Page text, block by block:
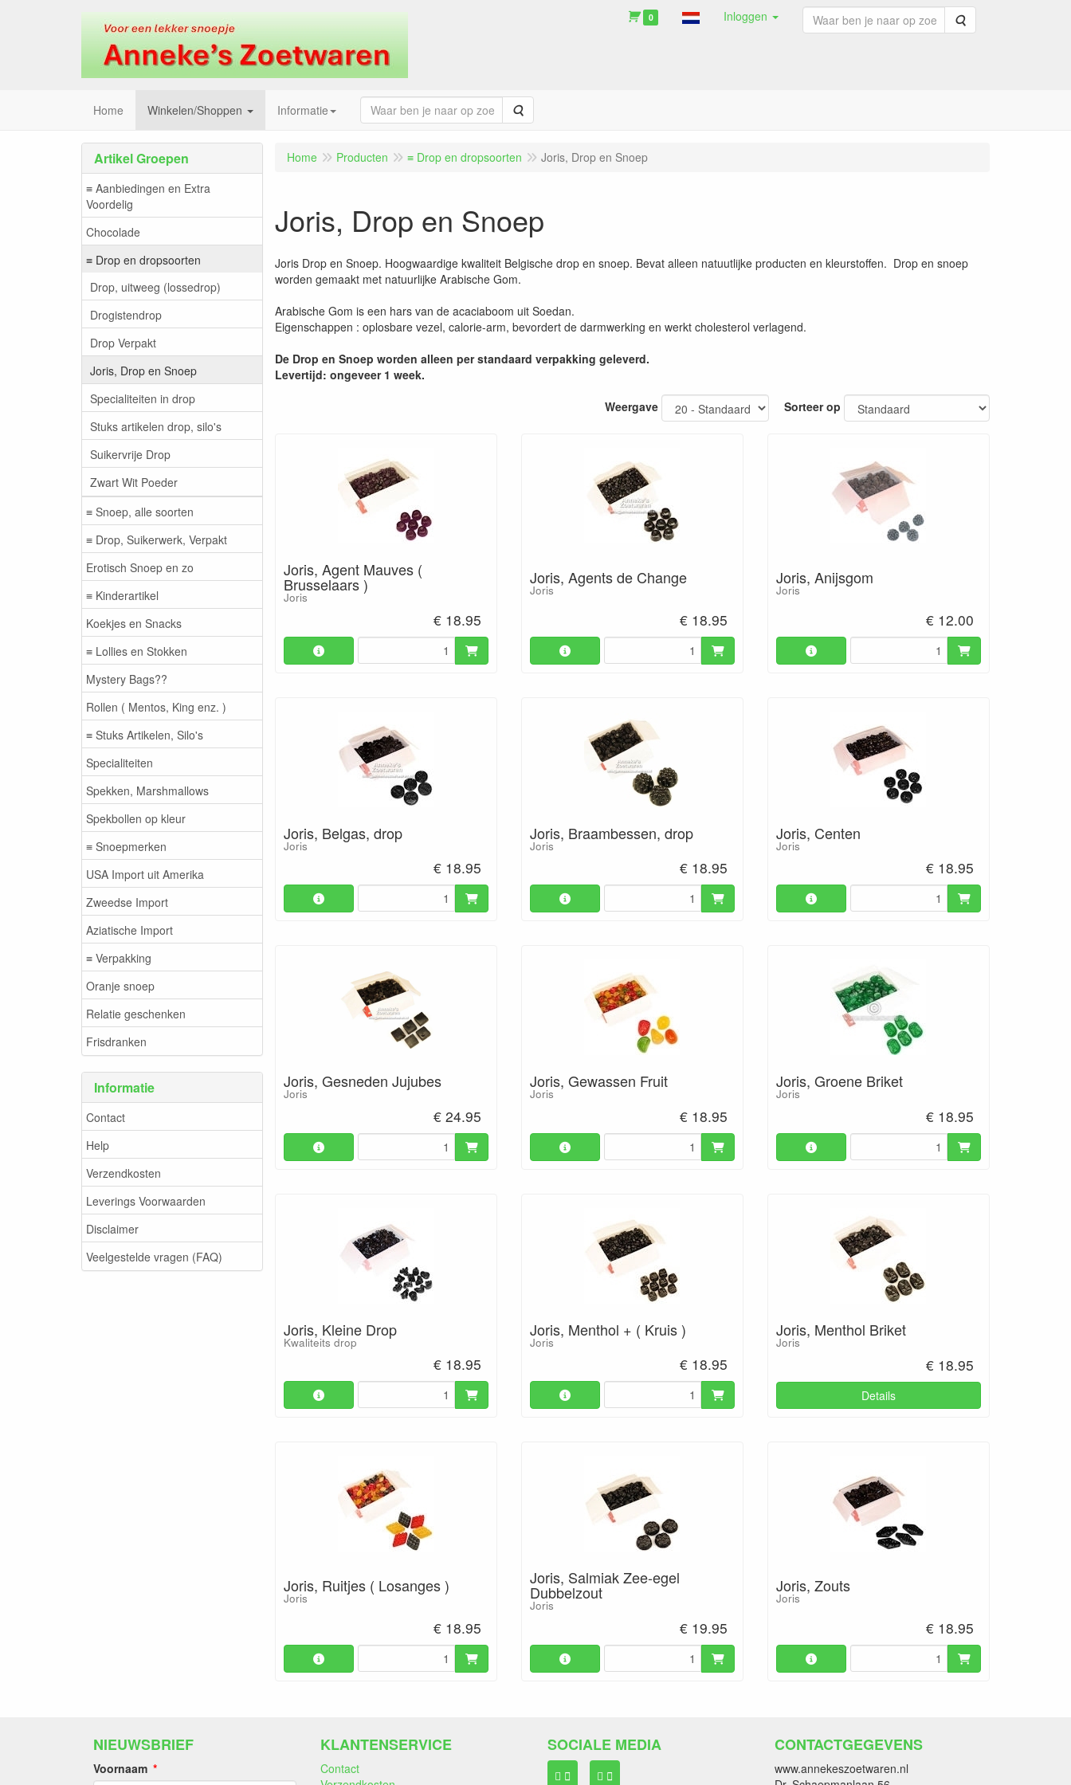
0 Inloggen Zoeken
Home Winkelen/Shoppen Informatie Zoeken
Artikel Groepen
≡ Aanbiedingen en Extra
Voordelig
Chocolade
≡ Drop en dropsoorten
Drop, uitweeg (lossedrop)
Drogistendrop
Drop Verpakt
Joris, Drop en Snoep
Specialiteiten in drop
Stuks artikelen drop, silo's
Suikervrije Drop
Zwart Wit Poeder
≡ Snoep, alle soorten
≡ Drop, Suikerwerk, Verpakt
Erotisch Snoep en zo
≡ Kinderartikel
Koekjes en Snacks
≡ Lollies en Stokken
Mystery Bags??
Rollen ( Mentos, King enz. )
≡ Stuks Artikelen, Silo's
Specialiteiten
Spekken, Marshmallows
Spekbollen op kleur
≡ Snoepmerken
USA Import uit Amerika
Zweedse Import
Aziatische Import
≡ Verpakking
Oranje snoep
Relatie geschenken
Frisdranken
Informatie
Contact
Help
Verzendkosten
Leverings Voorwaarden
Disclaimer
Veelgestelde vragen (FAQ)
Home Producten ≡ Drop en dropsoorten Joris, Drop en Snoep
Joris, Drop en Snoep
Joris Drop en Snoep. Hoogwaardige kwaliteit Belgische drop en snoep. Bevat alleen natuutlijke producten en kleurstoffen. Drop en snoep
worden gemaakt met natuurlijke Arabische Gom.
Arabische Gom is een hars van de acaciaboom uit Soedan.
Eigenschappen : oplosbare vezel, calorie-arm, bevordert de darmwerking en werkt cholesterol verlagend.
De Drop en Snoep worden alleen per standaard verpakking geleverd.
Levertijd: ongeveer 1 week.
Weergave
Sorteer op
Joris, Agent Mauves (
Brusselaars )
Joris
€ 18.95
Joris, Agents de Change
Joris
€ 18.95
Joris, Anijsgom
Joris
€ 12.00
Joris, Belgas, drop
Joris
€ 18.95
Joris, Braambessen, drop
Joris
€ 18.95
Joris, Centen
Joris
€ 18.95
Joris, Gesneden Jujubes
Joris
€ 24.95
Joris, Gewassen Fruit
Joris
€ 18.95
Joris, Groene Briket
Joris
€ 18.95
Joris, Kleine Drop
Kwaliteits drop
€ 18.95
Joris, Menthol + ( Kruis )
Joris
€ 18.95
Joris, Menthol Briket
Joris
€ 18.95
Details
Joris, Ruitjes ( Losanges )
Joris
€ 18.95
Joris, Salmiak Zee-egel
Dubbelzout
Joris
€ 19.95
Joris, Zouts
Joris
€ 18.95
NIEUWSBRIEF
Voornaam
KLANTENSERVICE
Contact
SOCIALE MEDIA CONTACTGEGEVENS
www.annekeszoetwaren.nl